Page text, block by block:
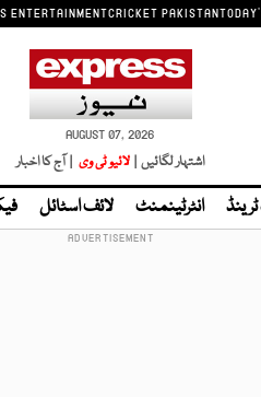
ENTERTAINMENTCRICKET PAKISTAN
AUGUST 07, 2026
اشتہار لگائیں | لائیو ٹی وی | آج کا اخبار
انٹرٹینمنٹ لائف اسٹائل